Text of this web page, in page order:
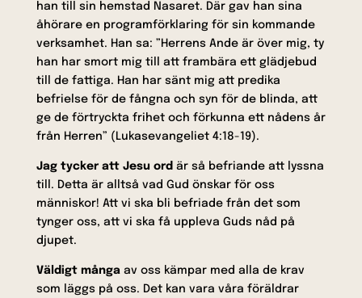
han till sin hemstad Nasaret. Där gav han sina
åhörare en programförklaring för sin kommande
verksamhet. Han sa: ”Herrens Ande är över mig, ty
han har smort mig till att frambära ett glädjebud
till de fattiga. Han har sänt mig att predika
befrielse för de fångna och syn för de blinda, att
ge de förtryckta frihet och förkunna ett nådens år
från Herren” (Lukasevangeliet 4:18-19).
Jag tycker att Jesu ord är så befriande att lyssna
till. Detta är alltså vad Gud önskar för oss
människor! Att vi ska bli befriade från det som
tynger oss, att vi ska få uppleva Guds nåd på
djupet.
Väldigt mångaav oss kämpar med alla de krav
som läggs på oss. Det kan vara våra föräldrar